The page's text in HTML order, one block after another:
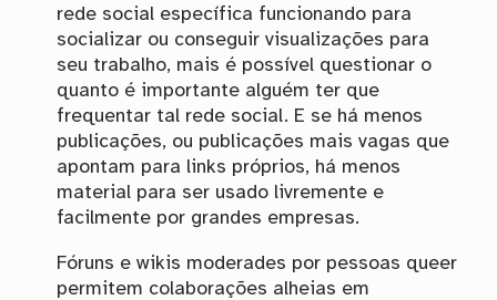
rede social específica funcionando para
socializar ou conseguir visualizações para
seu trabalho, mais é possível questionar o
quanto é importante alguém ter que
frequentar tal rede social. E se há menos
publicações, ou publicações mais vagas que
apontam para links próprios, há menos
material para ser usado livremente e
facilmente por grandes empresas.
Fóruns e wikis moderades por pessoas queer
permitem colaborações alheias em